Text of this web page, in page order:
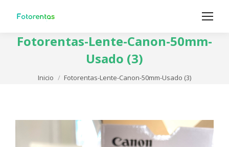
Fotorentas-Lente-Canon-50mm-
Usado (3)
Estás aquí:
Inicio Fotorentas-Lente-Canon-50mm-Usado (3)